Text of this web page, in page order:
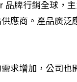
牌行銷全球，
應商。產品廣泛
求增加，公司也